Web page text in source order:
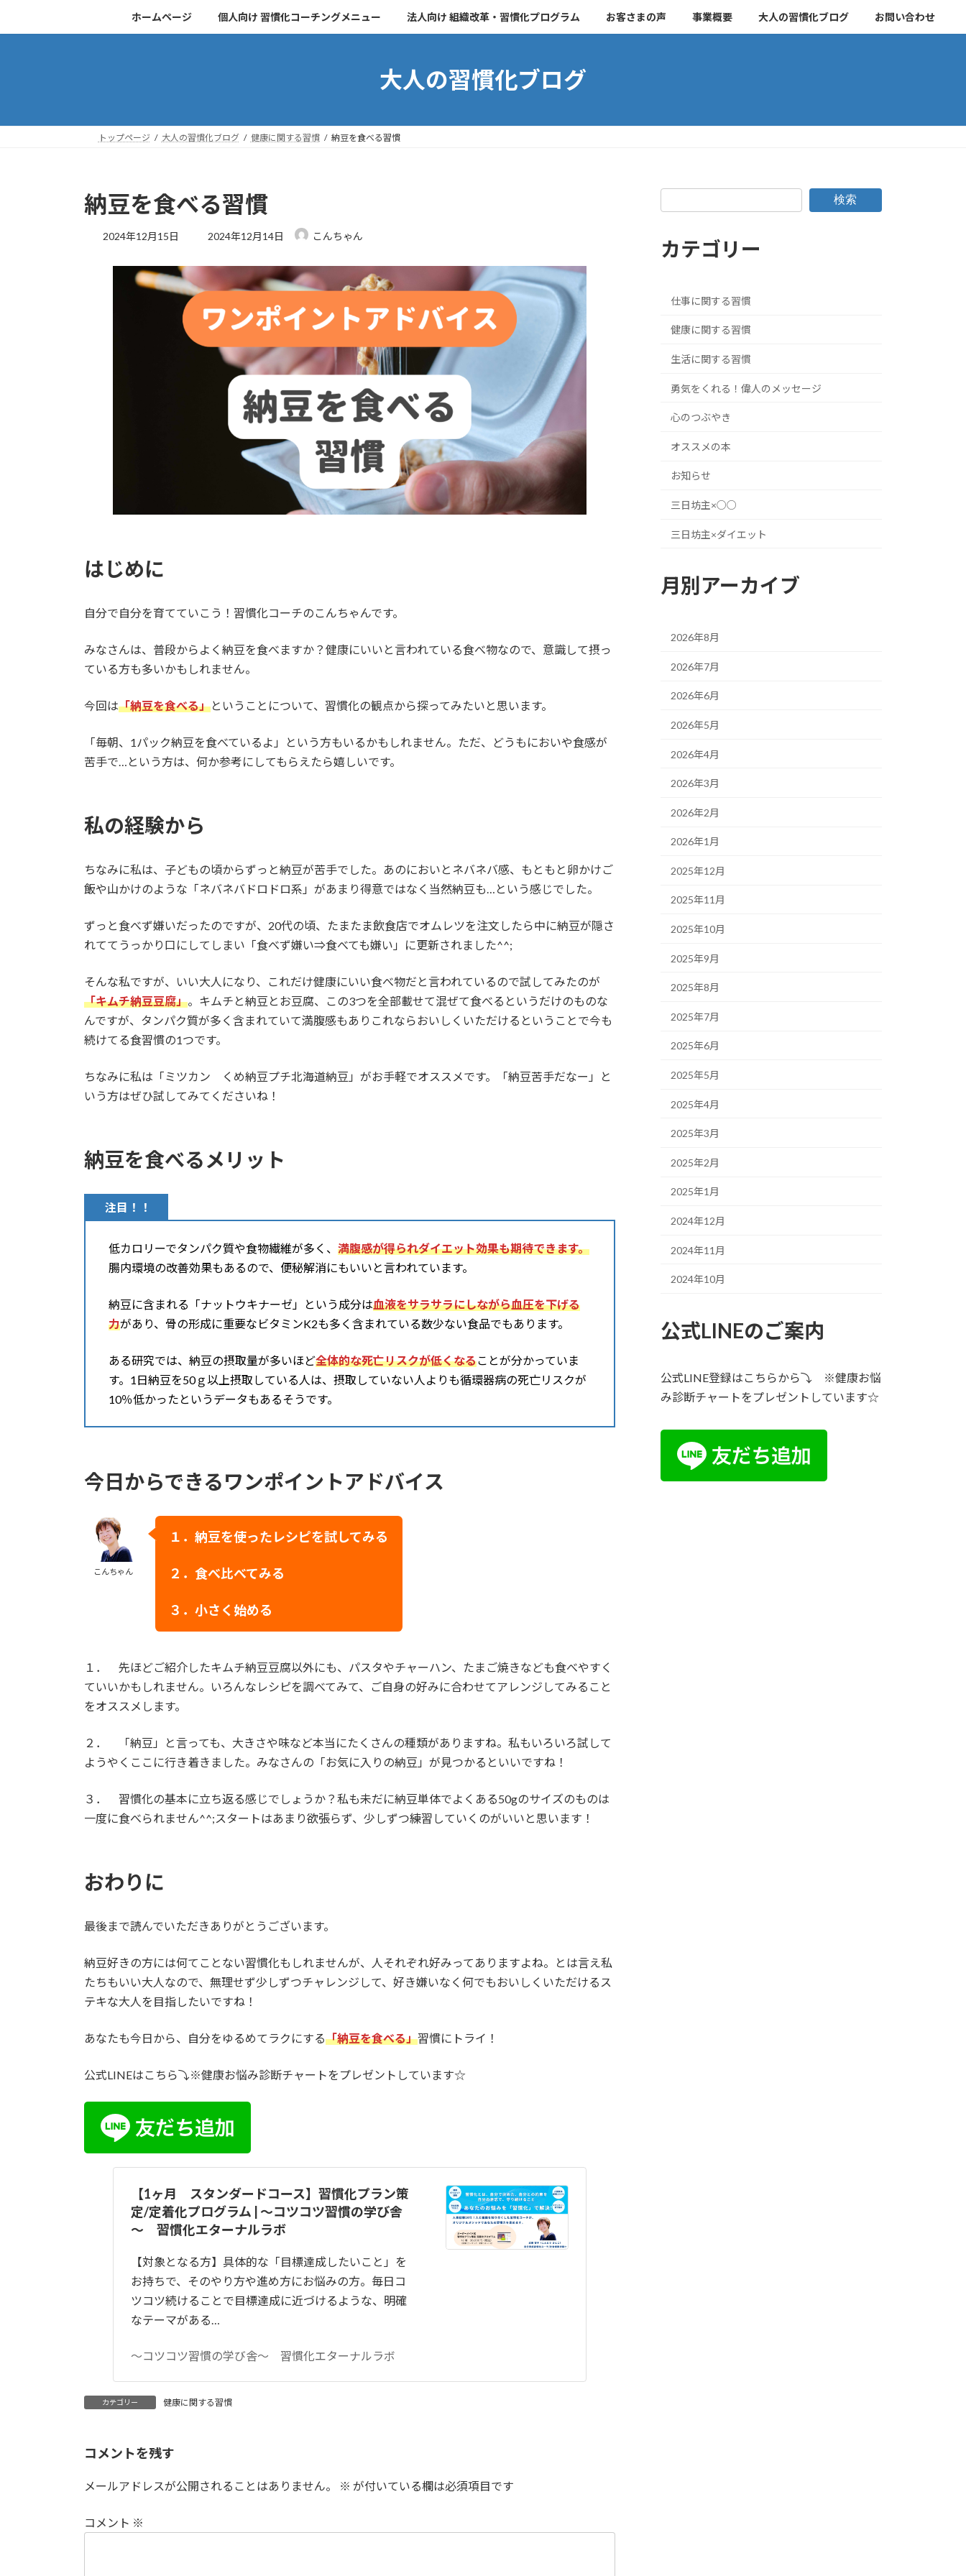
キ
に
ホームページ 個人向け 習慣化コーチングメニュー 法人向け 組織改革・習慣化プログラム お客さまの声 事業概要 大人の習慣化ブログ お問い合わせ
大人の習慣化ブログ
トップページ 大人の習慣化ブログ 健康に関する習慣 納豆を食べる習慣
納豆を食べる習慣
2024年12月15日
最
日
:
2024年12月14日 こんちゃん
はじめに
自分で自分を育てていこう！習慣化コーチのこんちゃんです。
みなさんは、普段からよく納豆を食べますか？健康にいいと言われている食べ物なので、意識して摂っ
ている方も多いかもしれません。
今回は「納豆を食べる」ということについて、習慣化の観点から探ってみたいと思います。
「毎朝、1パック納豆を食べているよ」という方もいるかもしれません。ただ、どうもにおいや食感が
苦手で…という方は、何か参考にしてもらえたら嬉しいです。
私の経験から
ちなみに私は、子どもの頃からずっと納豆が苦手でした。あのにおいとネバネバ感、もともと卵かけご
飯や山かけのような「ネバネバドロドロ系」があまり得意ではなく当然納豆も…という感じでした。
ずっと食べず嫌いだったのですが、20代の頃、たまたま飲食店でオムレツを注文したら中に納豆が隠さ
れててうっかり口にしてしまい「食べず嫌い⇒食べても嫌い」に更新されました^^;
そんな私ですが、いい大人になり、これだけ健康にいい食べ物だと言われているので試してみたのが
「キムチ納豆豆腐」。キムチと納豆とお豆腐、この3つを全部載せて混ぜて食べるというだけのものな
んですが、タンパク質が多く含まれていて満腹感もありこれならおいしくいただけるということで今も
続けてる食習慣の1つです。
ちなみに私は「ミツカン くめ納豆プチ北海道納豆」がお手軽でオススメです。「納豆苦手だなー」と
いう方はぜひ試してみてくださいね！
納豆を食べるメリット
注目！！
低カロリーでタンパク質や食物繊維が多く、 満腹感が得られダイエット効果も期待できます。
腸内環境の改善効果もあるので、便秘解消にもいいと言われています。
納豆に含まれる「ナットウキナーゼ」という成分は血液をサラサラにしながら血圧を下げる
力があり、骨の形成に重要なビタミンK2も多く含まれている数少ない食品でもあります。
ある研究では、納豆の摂取量が多いほど全体的な死亡リスクが低くなることが分かっていま
す。1日納豆を50ｇ以上摂取している人は、摂取していない人よりも循環器病の死亡リスクが
10％低かったというデータもあるそうです。
今日からできるワンポイントアドバイス
こんちゃん
１．納豆を使ったレシピを試してみる
２．食べ比べてみる
３．小さく始める
１． 先ほどご紹介したキムチ納豆豆腐以外にも、パスタやチャーハン、たまご焼きなども食べやすく
ていいかもしれません。いろんなレシピを調べてみて、ご自身の好みに合わせてアレンジしてみること
をオススメします。
２． 「納豆」と言っても、大きさや味など本当にたくさんの種類がありますね。私もいろいろ試して
ようやくここに行き着きました。みなさんの「お気に入りの納豆」が見つかるといいですね！
３． 習慣化の基本に立ち返る感じでしょうか？私も未だに納豆単体でよくある50gのサイズのものは
一度に食べられません^^;スタートはあまり欲張らず、少しずつ練習していくのがいいと思います！
おわりに
最後まで読んでいただきありがとうございます。
納豆好きの方には何てことない習慣化もしれませんが、人それぞれ好みってありますよね。とは言え私
たちもいい大人なので、無理せず少しずつチャレンジして、好き嫌いなく何でもおいしくいただけるス
テキな大人を目指したいですね！
あなたも今日から、自分をゆるめてラクにする「納豆を食べる」習慣にトライ！
公式LINEはこちら⤵※健康お悩み診断チャートをプレゼントしています☆
【1ヶ月 スタンダードコース】習慣化プラン策
定/定着化プログラム | ～コツコツ習慣の学び舎
～ 習慣化エターナルラボ
【対象となる方】具体的な「目標達成したいこと」を
お持ちで、そのやり方や進め方にお悩みの方。毎日コ
ツコツ続けることで目標達成に近づけるような、明確
なテーマがある…
～コツコツ習慣の学び舎～ 習慣化エターナルラボ
カテゴリー 健康に関する習慣
コメントを残す
メールアドレスが公開されることはありません。 ※ が付いている欄は必須項目です
コメント ※
検索
カテゴリー
仕事に関する習慣
健康に関する習慣
生活に関する習慣
勇気をくれる！偉人のメッセージ
心のつぶやき
オススメの本
お知らせ
三日坊主×○○
三日坊主×ダイエット
月別アーカイブ
2026年8月
2026年7月
2026年6月
2026年5月
2026年4月
2026年3月
2026年2月
2026年1月
2025年12月
2025年11月
2025年10月
2025年9月
2025年8月
2025年7月
2025年6月
2025年5月
2025年4月
2025年3月
2025年2月
2025年1月
2024年12月
2024年11月
2024年10月
公式LINEのご案内
公式LINE登録はこちらから⤵ ※健康お悩
み診断チャートをプレゼントしています☆